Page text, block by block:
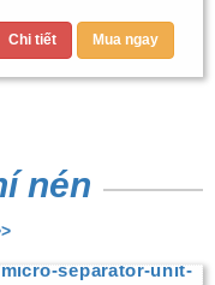
Chi tiết Mua ngay
nén